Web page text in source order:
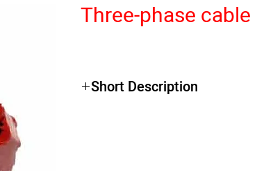
Three-phase cable
Short Description